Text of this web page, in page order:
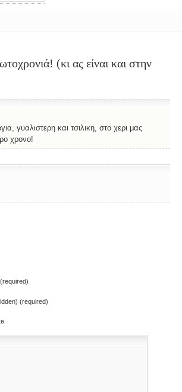
(κι ας είναι και στην
γυαλιστερη και τσιλικη, στο χερι μας
χρονο!
(required)